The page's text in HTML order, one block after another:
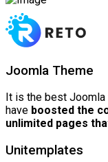
Joomla Theme
It is the best
have boosted the
unlimited pages
Unitemplates